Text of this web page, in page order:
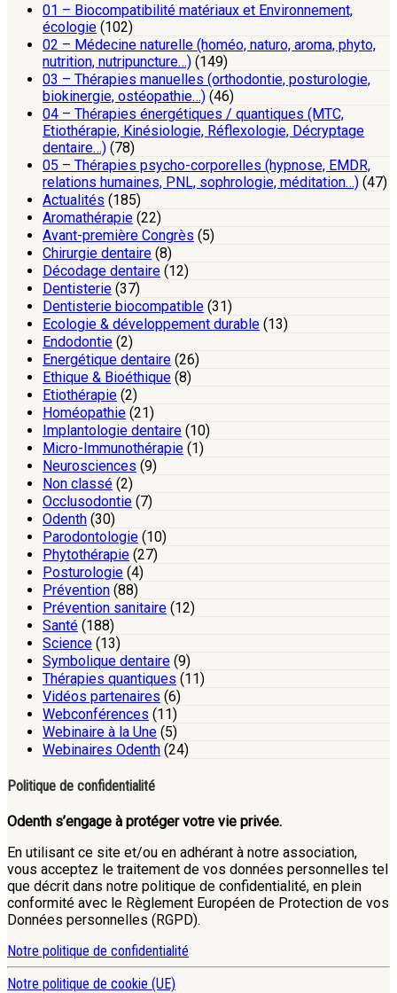
01 – Biocompatibilité matériaux et Environnement,
écologie (102)
02 – Médecine naturelle (homéo, naturo, aroma, phyto,
nutrition, nutripuncture…) (149)
03 – Thérapies manuelles (orthodontie, posturologie,
biokinergie, ostéopathie…) (46)
04 – Thérapies énergétiques / quantiques (MTC,
Etiothérapie, Kinésiologie, Réflexologie, Décryptage
dentaire…) (78)
05 – Thérapies psycho-corporelles (hypnose, EMDR,
relations humaines, PNL, sophrologie, méditation…) (47)
Actualités (185)
Aromathérapie (22)
Avant-première Congrès (5)
Chirurgie dentaire (8)
Décodage dentaire (12)
Dentisterie (37)
Dentisterie biocompatible (31)
Ecologie & développement durable (13)
Endodontie (2)
Energétique dentaire (26)
Ethique & Bioéthique (8)
Etiothérapie (2)
Homéopathie (21)
Implantologie dentaire (10)
Micro-Immunothérapie (1)
Neurosciences (9)
Non classé (2)
Occlusodontie (7)
Odenth (30)
Parodontologie (10)
Phytothérapie (27)
Posturologie (4)
Prévention (88)
Prévention sanitaire (12)
Santé (188)
Science (13)
Symbolique dentaire (9)
Thérapies quantiques (11)
Vidéos partenaires (6)
Webconférences (11)
Webinaire à la Une (5)
Webinaires Odenth (24)
Politique de confidentialité
Odenth s’engage à protéger votre vie privée.
En utilisant ce site et/ou en adhérant à notre association,
vous acceptez le traitement de vos données personnelles tel
que décrit dans notre politique de confidentialité, en plein
conformité avec le Règlement Européen de Protection de vos
Données personnelles (RGPD).
Notre politique de confidentialité
Notre politique de cookie (UE)